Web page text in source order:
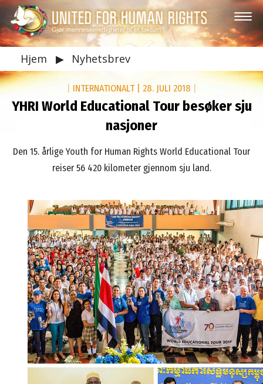
Hjem ▶ Nyhetsbrev
INTERNATIONALT 28. JULI 2018
YHRI World Educational Tour besøker sju
nasjoner
Den 15. årlige Youth for Human Rights World Educational Tour
reiser 56 420 kilometer gjennom sju land.